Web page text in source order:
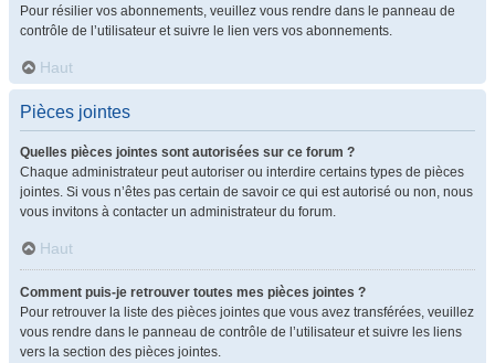
Pour résilier vos abonnements, veuillez vous rendre dans le panneau de
contrôle de l’utilisateur et suivre le lien vers vos abonnements.
Haut
Pièces jointes
Quelles pièces jointes sont autorisées sur ce forum ?
Chaque administrateur peut autoriser ou interdire certains types de pièces
jointes. Si vous n’êtes pas certain de savoir ce qui est autorisé ou non, nous
vous invitons à contacter un administrateur du forum.
Haut
Comment puis-je retrouver toutes mes pièces jointes ?
Pour retrouver la liste des pièces jointes que vous avez transférées, veuillez
vous rendre dans le panneau de contrôle de l’utilisateur et suivre les liens
vers la section des pièces jointes.